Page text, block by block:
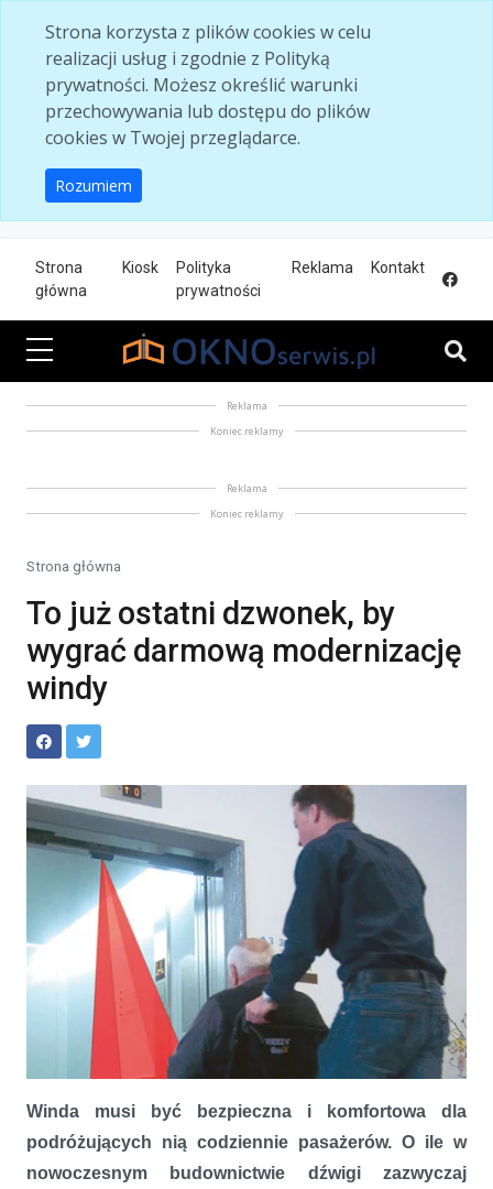
Strona korzysta z plików cookies w celu
realizacji usług i zgodnie z Polityką
prywatności. Możesz określić warunki
przechowywania lub dostępu do plików
cookies w Twojej przeglądarce.
Rozumiem
Strona
główna
Kiosk
Polityka
prywatności
Reklama Kontakt
Reklama
Koniec reklamy
Reklama
Koniec reklamy
Strona główna
To już ostatni dzwonek, by
wygrać darmową modernizację
windy
Winda musi być bezpieczna i komfortowa dla
podróżujących nią codziennie pasażerów. O ile w
nowoczesnym budownictwie dźwigi zazwyczaj